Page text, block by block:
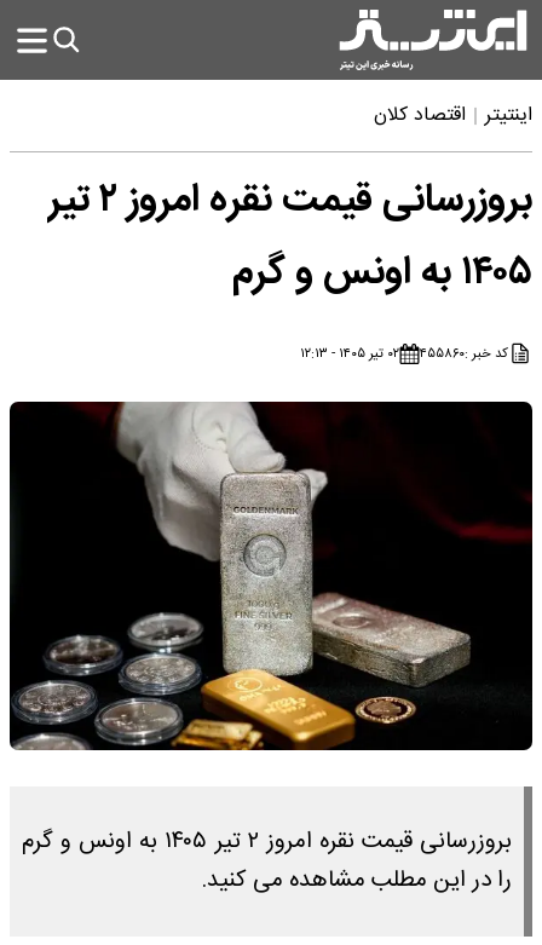
اینتیتر اقتصاد کلان
بروزرسانی قیمت نقره امروز ۲ تیر
۱۴۰۵ به اونس و گرم
کد خبر :۴۵۵۸۶۰ ۰۲ تیر ۱۴۰۵ - ۱۲:۱۳
بروزرسانی قیمت نقره امروز ۲ تیر ۱۴۰۵ به اونس و گرم
را در این مطلب مشاهده می کنید.